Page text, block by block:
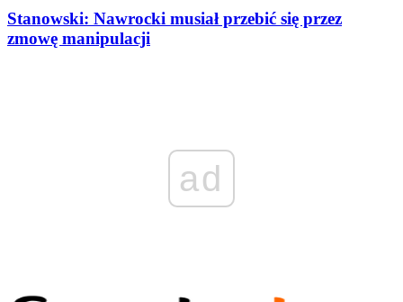
Stanowski: Nawrocki musiał przebić się przez
zmowę manipulacji
ad